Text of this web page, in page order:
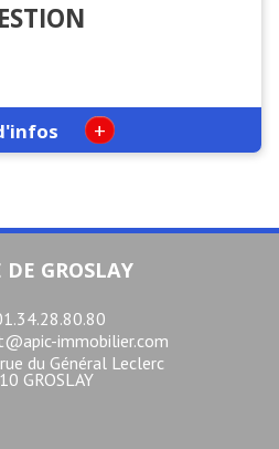
+
DE GROSLAY
immobilier.com
du Général Leclerc
GROSLAY